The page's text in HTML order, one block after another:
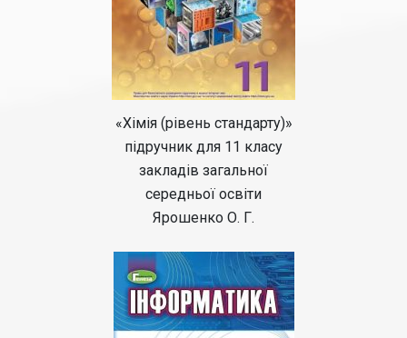
«Хімія (рівень стандарту)»
підручник для 11 класу
закладів загальної
середньої освіти
Ярошенко О. Г.